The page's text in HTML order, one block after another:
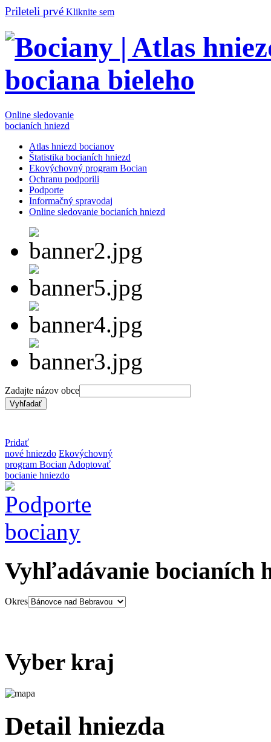
Prileteli prvé Kliknite sem
Online sledovanie
bocianích hniezd
Atlas hniezd bocianov
Štatistika bocianích hniezd
Ekovýchovný program Bocian
Ochranu podporili
Podporte
Informačný spravodaj
Online sledovanie bocianích hniezd
Zadajte názov obce
Pridať
nové hniezdo Ekovýchovný
program Bocian Adoptovať
bocianie hniezdo
Vyhľadávanie bocianích
Okres
Vyber kraj
Detail hniezda